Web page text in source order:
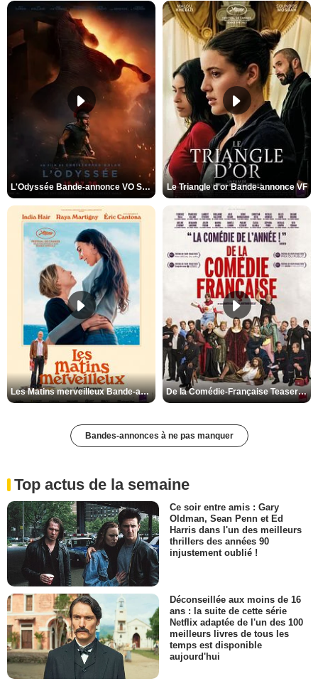
L'Odyssée Bande-annonce VO STFR Le Triangle d'or Bande-annonce VF
Les Matins merveilleux Bande-annonce VF De la Comédie-Française Teaser VF
Bandes-annonces à ne pas manquer
Top actus de la semaine
Ce soir entre amis : Gary
Oldman, Sean Penn et Ed
Harris dans l'un des meilleurs
thrillers des années 90
injustement oublié !
Déconseillée aux moins de 16
ans : la suite de cette série
Netflix adaptée de l'un des 100
meilleurs livres de tous les
temps est disponible
aujourd'hui